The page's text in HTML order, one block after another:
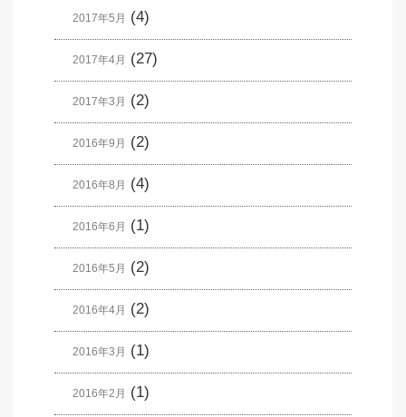
2017年5月 (4)
2017年4月 (27)
2017年3月 (2)
2016年9月 (2)
2016年8月 (4)
2016年6月 (1)
2016年5月 (2)
2016年4月 (2)
2016年3月 (1)
2016年2月 (1)